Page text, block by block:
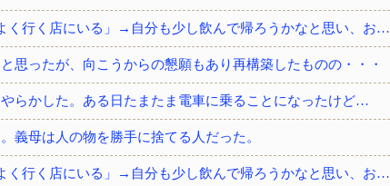
私「友達と夕ご飯を食べて帰る」彼「2人でよく行く店にいる」→自分も少し飲んで帰ろうかなと思い、お店に顔を出したら・・・
思ったが、向こうからの懇願もあり再構築したものの・・・
らかした。ある日たまたま電車に乗ることになったけど…
義母は人の物を勝手に捨てる人だった。
私「友達と夕ご飯を食べて帰る」彼「2人でよく行く店にいる」→自分も少し飲んで帰ろうかなと思い、お店に顔を出したら・・・